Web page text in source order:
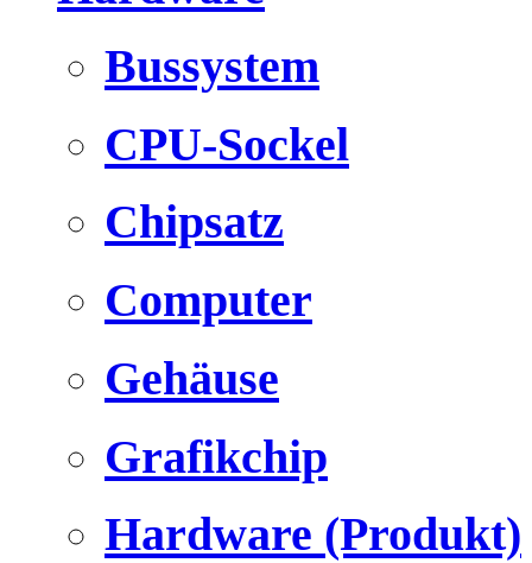
Bussystem
CPU-Sockel
Chipsatz
Computer
Gehäuse
Grafikchip
Hardware (Produkt)